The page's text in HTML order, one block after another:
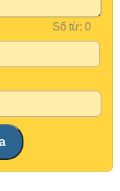
Số từ: